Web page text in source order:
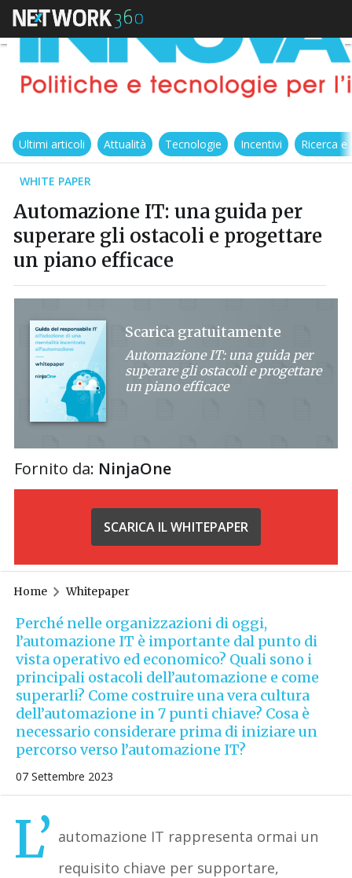
Ultimi articoli Attualità Tecnologie Incentivi Ricerca
WHITE PAPER
Automazione IT: una guida per
superare gli ostacoli e progettare
un piano efficace
Scarica gratuitamente
Automazione IT: una guida per
superare gli ostacoli e progettare
un piano efficace
Fornito da: NinjaOne
SCARICA IL WHITEPAPER
Home Whitepaper
Perché nelle organizzazioni di oggi,
l’automazione IT è importante dal punto di
vista operativo ed economico? Quali sono i
principali ostacoli dell’automazione e come
superarli? Come costruire una vera cultura
dell’automazione in 7 punti chiave? Cosa è
necessario considerare prima di iniziare un
percorso verso l’automazione IT?
07 Settembre 2023
L’ automazione IT rappresenta ormai un
requisito chiave per supportare,